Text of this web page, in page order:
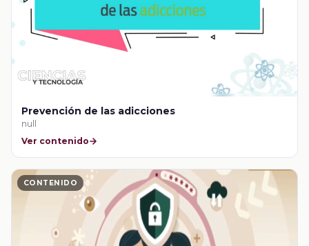
Prevención de las adicciones
null
Ver contenido
CONTENIDO